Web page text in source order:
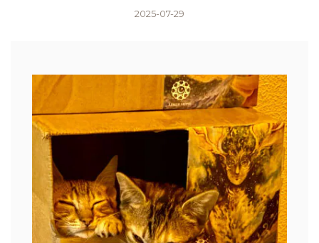
2025-07-29